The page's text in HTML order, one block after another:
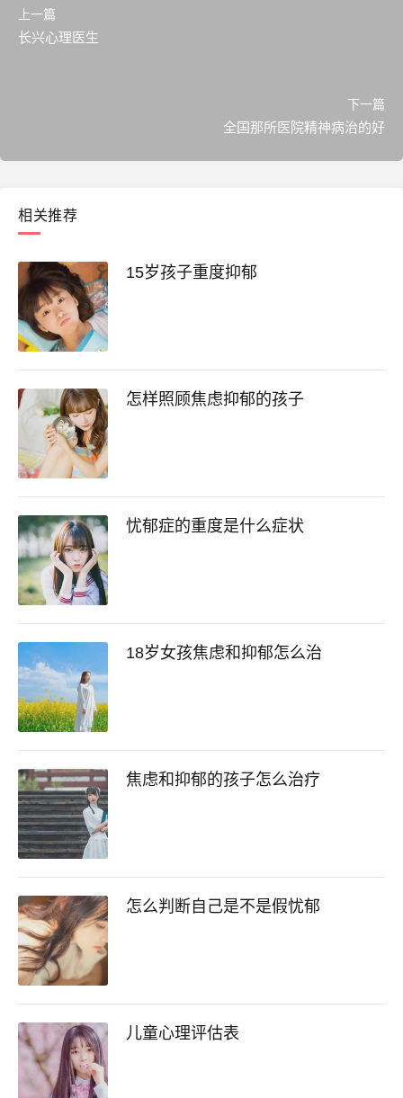
上一篇
长兴心理医生
下一篇
全国那所医院精神病治的好
相关推荐
15岁孩子重度抑郁
怎样照顾焦虑抑郁的孩子
忧郁症的重度是什么症状
18岁女孩焦虑和抑郁怎么治
焦虑和抑郁的孩子怎么治疗
怎么判断自己是不是假忧郁
儿童心理评估表